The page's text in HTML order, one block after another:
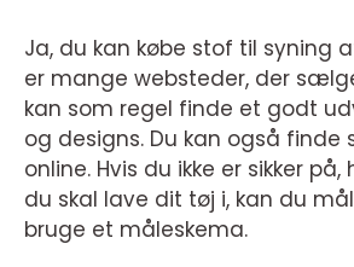
Ja, du kan købe stof til syning
er mange websteder, der
kan som regel finde et godt
og designs. Du kan også finde
online. Hvis du ikke er sikker på,
du skal lave dit tøj i, kan du
bruge et måleskema.